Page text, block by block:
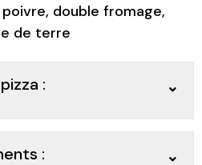
double fromage,
de terre
:
: